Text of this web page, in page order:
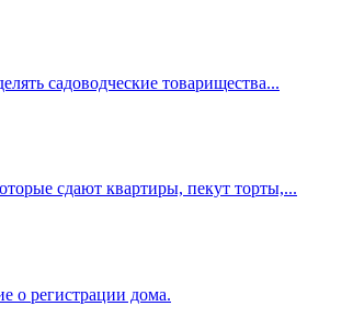
садоводческие товарищества...
сдают квартиры, пекут торты,...
о регистрации дома.